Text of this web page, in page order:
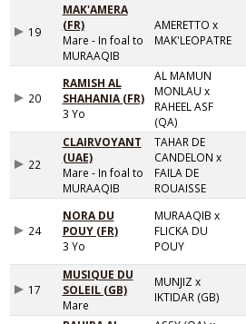
19
MAK'AMERA
(FR)
Mare - In foal to
MURAAQIB
AMERETTO x
MAK'LEOPATRE
20
RAMISH AL
SHAHANIA (FR)
3 Yo
AL MAMUN
MONLAU x
RAHEEL ASF
(QA)
22
CLAIRVOYANT
(UAE)
Mare - In foal to
MURAAQIB
TAHAR DE
CANDELON x
FAILA DE
ROUAISSE
24
NORA DU
POUY (FR)
3 Yo
MURAAQIB x
FLICKA DU
POUY
17
MUSIQUE DU
SOLEIL (GB)
Mare
MUNJIZ x
IKTIDAR (GB)